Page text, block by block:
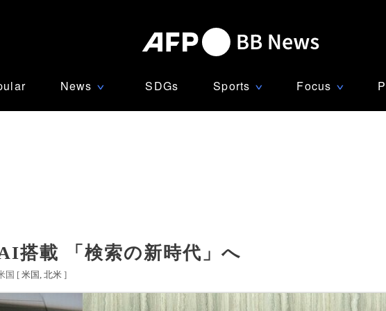
News ∨ SDGs Sports ∨ Focus ∨
搭載 「検索の新時代」へ
国 [ 米国 北米 ]